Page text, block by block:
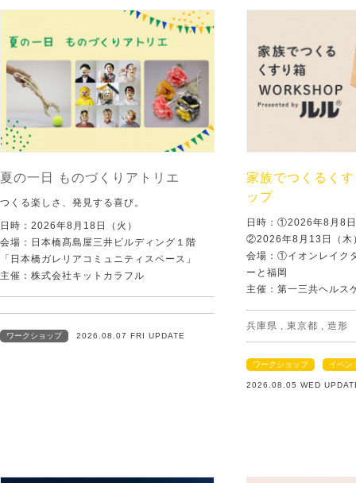
夏の一日 ものづくりアトリエ
つくる楽しさ、発見する喜び。
日時：2026年8月18日（火）
会場：日本橋髙島屋三井ビルディング１階
「日本橋ガレリアコミュニティスペース」
主催：株式会社キットカラフル
ワークショップ 2026.08.07 FRI UPDATE
家族でつくるく
ップ
日時：①2026年8月8
②2026年8月13日（木
会場：①イオンレイ
ーと福岡
主催：第一三共ヘルス
兵庫県 東京都 造形
ワークショップ イベン
2026.08.05 WED